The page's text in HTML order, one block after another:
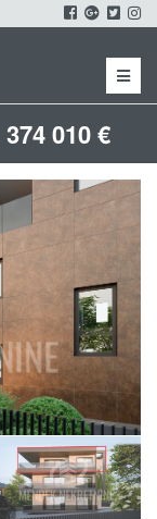
Menu
374 010 €